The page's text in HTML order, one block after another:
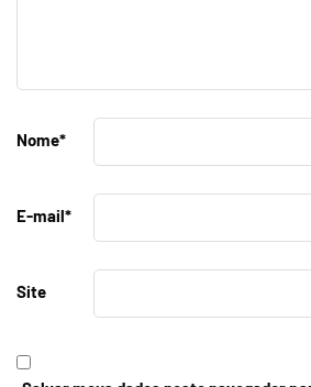
Nome*
E-mail*
Site